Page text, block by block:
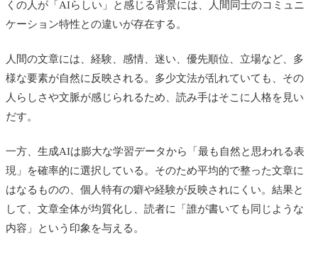
くの人が「AIらしい」と感じる背景には、人間同士のコミュニ
ケーション特性との違いが存在する。
人間の文章には、経験、感情、迷い、優先順位、立場など、多
様な要素が自然に反映される。多少文法が乱れていても、その
人らしさや文脈が感じられるため、読み手はそこに人格を見い
だす。
一方、生成AIは膨大な学習データから「最も自然と思われる表
現」を確率的に選択している。そのため平均的で整った文章に
はなるものの、個人特有の癖や経験が反映されにくい。結果と
して、文章全体が均質化し、読者に「誰が書いても同じような
内容」という印象を与える。